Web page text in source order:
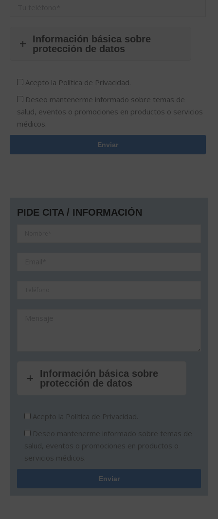
Información básica sobre
protección de datos
Acepto la Política de Privacidad.
Deseo mantenerme informado sobre temas de
salud, eventos o promociones en productos o servicios
médicos.
PIDE CITA / INFORMACIÓN
Información básica sobre
protección de datos
Acepto la Política de Privacidad.
Deseo mantenerme informado sobre temas de
salud, eventos o promociones en productos o
servicios médicos.